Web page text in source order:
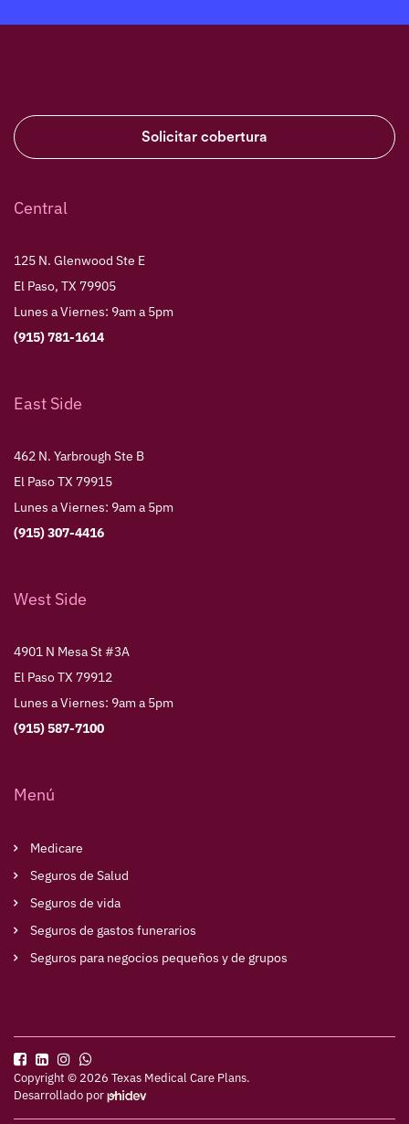
Solicitar cobertura
Central
125 N. Glenwood Ste E
El Paso, TX 79905
Lunes a Viernes: 9am a 5pm
(915) 781-1614
East Side
462 N. Yarbrough Ste B
El Paso TX 79915
Lunes a Viernes: 9am a 5pm
(915) 307-4416
West Side
4901 N Mesa St #3A
El Paso TX 79912
Lunes a Viernes: 9am a 5pm
(915) 587-7100
Menú
Medicare
Seguros de Salud
Seguros de vida
Seguros de gastos funerarios
Seguros para negocios pequeños y de grupos
Copyright © 2026 Texas Medical Care Plans.
Desarrollado por